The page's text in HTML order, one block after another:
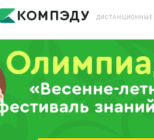
«Весенне-